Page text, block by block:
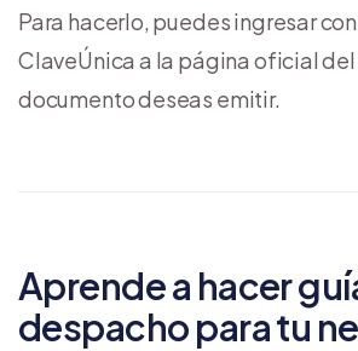
Para hacerlo, puedes ingresar con
ClaveÚnica a la página oficial del
documento deseas emitir.
Aprende a hacer
despacho para tu